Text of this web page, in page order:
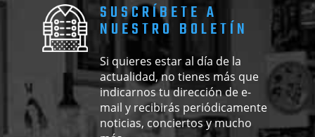
SUSCRÍBETE A
NUESTRO BOLETÍN
Si quieres estar al día de la
actualidad, no tienes más que
indicarnos tu dirección de e-
mail y recibirás periódicamente
noticias, conciertos y mucho